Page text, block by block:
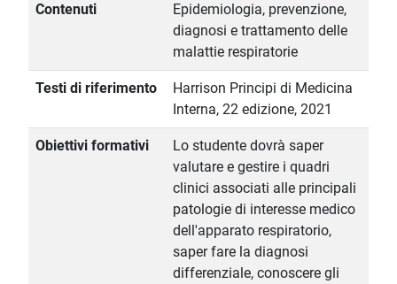
Contenuti
Epidemiologia, prevenzione,
diagnosi e trattamento delle
malattie respiratorie
Testi di riferimento
Harrison Principi di Medicina
Interna, 22 edizione, 2021
Obiettivi formativi
Lo studente dovrà saper
valutare e gestire i quadri
clinici associati alle principali
patologie di interesse medico
dell'apparato respiratorio,
saper fare la diagnosi
differenziale, conoscere gli